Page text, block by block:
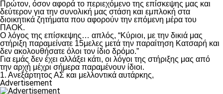
Πρώτον, όσον αφορά το περιεχόμενο της επίσκεψης μας και
δεύτερον για την συνολική μας στάση και εμπλοκή στα
διοικητικά ζητήματα που αφορούν την επόμενη μέρα του
ΠΑΟΚ.
Ο λόγος της επίσκεψης… απλός, “Κύριοι, με την δικιά μας
στήριξη παραμείνατε 15μελες μετά την παραίτηση Κατσαρή και
δεν ακολουθήσατε όλοι τον ίδιο δρόμο.”
Για εμάς δεν έχει αλλάξει κάτι, οι λόγοι της στήριξης μας από
την αρχή μέχρι σήμερα παραμένουν ίδιοι.
1. Ανεξάρτητος ΑΣ και μελλοντικά αυτάρκης,
Advertisement